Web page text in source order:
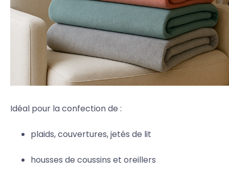
Idéal pour la confection de :
plaids, couvertures, jetés de lit
housses de coussins et oreillers